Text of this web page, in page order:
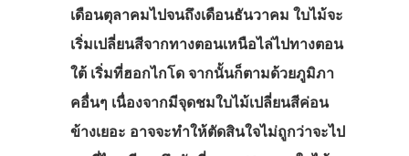
เดือนตุลาคมไปจนถึงเดือนธันวาคม ใบไม้จะ
เริ่มเปลี่ยนสีจากทางตอนเหนือไล่ไปทางตอน
ใต้ เริ่มที่ฮอกไกโด จากนั้นก็ตามด้วยภูมิภา
คอื่นๆ เนื่องจากมีจุดชมใบไม้เปลี่ยนสีค่อน
ข้างเยอะ อาจจะทำให้ตัดสินใจไม่ถูกว่าจะไป